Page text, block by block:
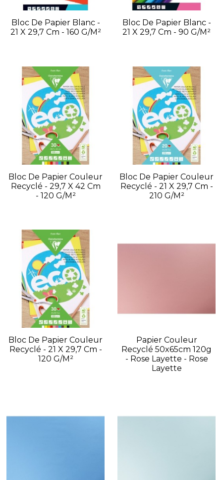
Bloc De Papier Blanc -
21 X 29,7 Cm - 160 G/m²
Bloc De Papier Blanc -
21 X 29,7 Cm - 90 G/m²
Bloc De Papier Couleur
Recyclé - 29,7 X 42 Cm
- 120 G/m²
Bloc De Papier Couleur
Recyclé - 21 X 29,7 Cm -
210 G/m²
Bloc De Papier Couleur
Recyclé - 21 X 29,7 Cm -
120 G/m²
Papier Couleur
Recyclé 50x65cm 120g
- Rose Layette - Rose
Layette